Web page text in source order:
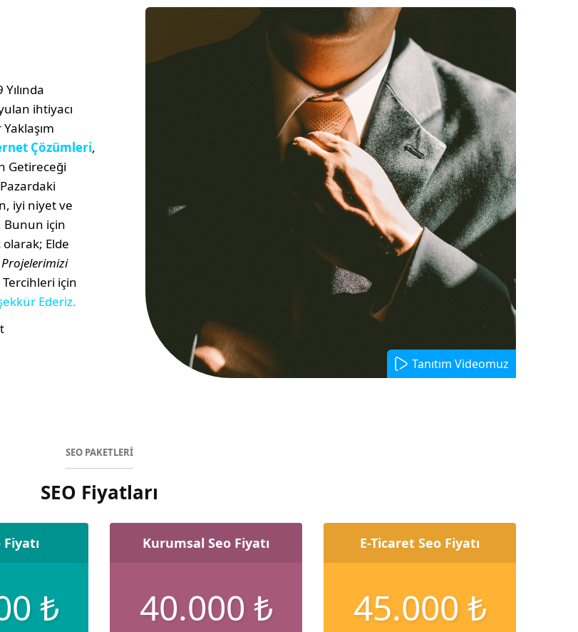
Tanıtım Videomuz
ihtiyacı
Çözümleri,
Getireceği
iyi niyet ve
Bunun için
olarak; Elde
Projelerimizi
Tercihleri için
Ederiz.
SEO PAKETLERİ
SEO Fiyatları
Fiyatı
₺
Kurumsal Seo Fiyatı
40.000 ₺
E-Ticaret Seo Fiyatı
45.000 ₺